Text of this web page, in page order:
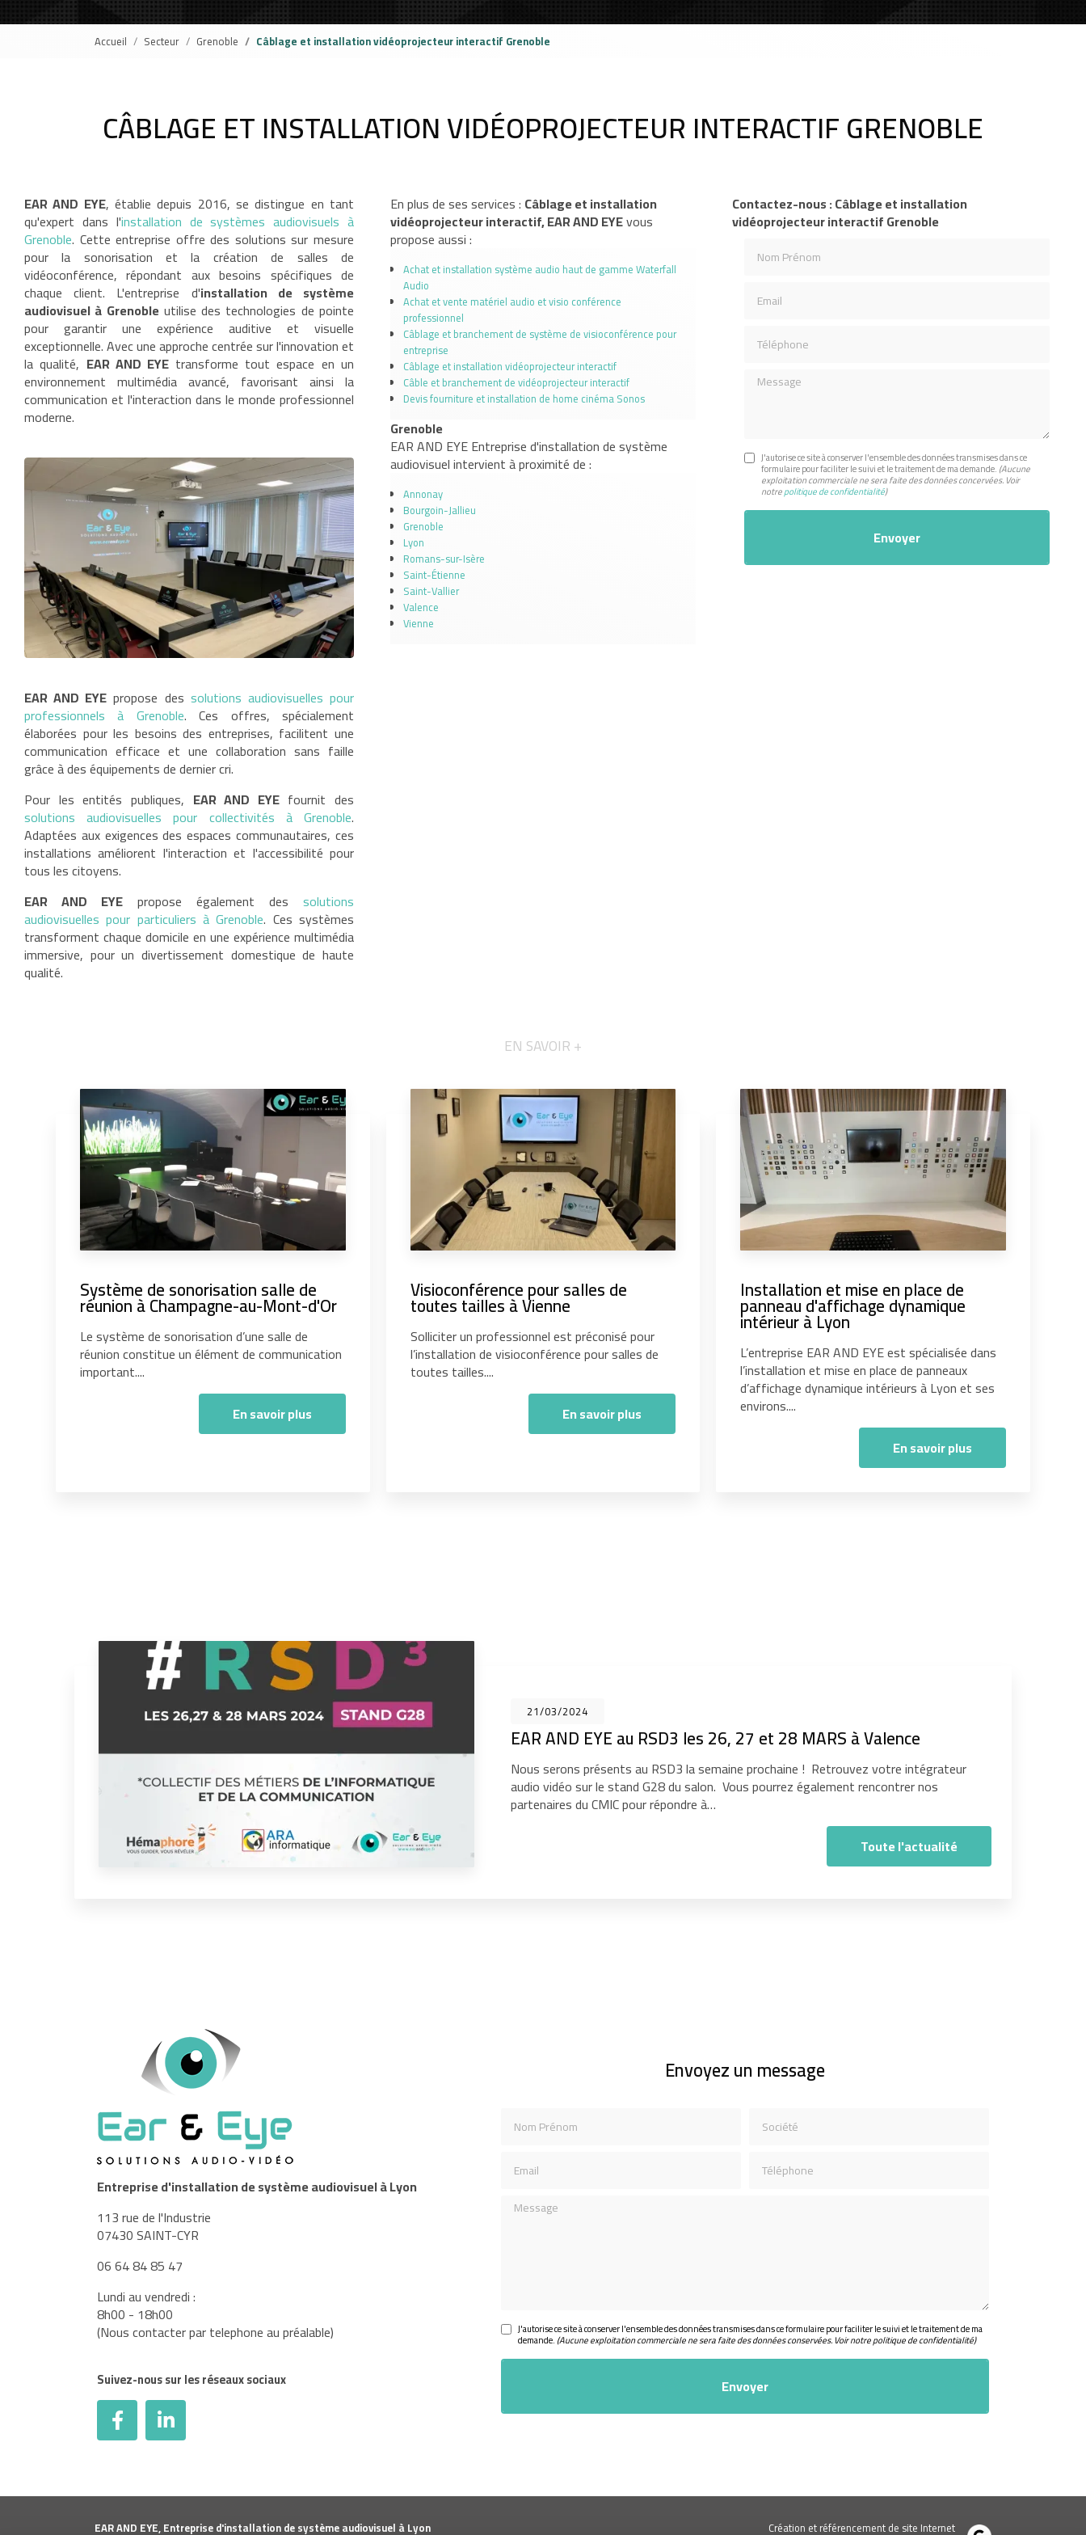
Accueil Secteur Grenoble Câblage et installation vidéoprojecteur interactif Grenoble
CÂBLAGE ET INSTALLATION VIDÉOPROJECTEUR INTERACTIF GRENOBLE
EAR AND EYE, établie depuis 2016, se distingue en tant
qu'expert dans l'installation de systèmes audiovisuels à
Grenoble. Cette entreprise offre des solutions sur mesure
pour la sonorisation et la création de salles de
vidéoconférence, répondant aux besoins spécifiques de
chaque client. L'entreprise d'installation de système
audiovisuel à Grenobleutilise des technologies de pointe
pour garantir une expérience auditive et visuelle
exceptionnelle. Avec une approche centrée sur l'innovation et
la qualité, EAR AND EYE transforme tout espace en un
environnement multimédia avancé, favorisant ainsi la
communication et l'interaction dans le monde professionnel
moderne.
EAR AND EYE propose des solutions audiovisuelles pour
professionnels à Grenoble. Ces offres, spécialement
élaborées pour les besoins des entreprises, facilitent une
communication efficace et une collaboration sans faille
grâce à des équipements de dernier cri.
Pour les entités publiques, EAR AND EYEfournit des
solutions audiovisuelles pour collectivités à Grenoble.
Adaptées aux exigences des espaces communautaires, ces
installations améliorent l'interaction et l'accessibilité pour
tous les citoyens.
EAR AND EYE propose également des solutions
audiovisuelles pour particuliers à Grenoble. Ces systèmes
transforment chaque domicile en une expérience multimédia
immersive, pour un divertissement domestique de haute
qualité.
En plus de ses services : Câblage et installation
vidéoprojecteur interactif, EAR AND EYEvous
propose aussi :
Achat et installation système audio haut de gamme Waterfall
Audio
Achat et vente matériel audio et visio conférence
professionnel
Câblage et branchement de système de visioconférence pour
entreprise
Câblage et installation vidéoprojecteur interactif
Câble et branchement de vidéoprojecteur interactif
Devis fourniture et installation de home cinéma Sonos
Grenoble
EAR AND EYE Entreprise d'installation de système
audiovisuel intervient à proximité de :
Annonay
Bourgoin-Jallieu
Grenoble
Lyon
Romans-sur-Isère
Saint-Étienne
Saint-Vallier
Valence
Vienne
Contactez-nous : Câblage et installation
vidéoprojecteur interactif Grenoble
Message
J'autorise ce site à conserver l'ensemble des données transmises dans ce
formulaire pour faciliter le suivi et le traitement de ma demande. (Aucune
exploitation commerciale ne sera faite des données concervées. Voir
notrepolitique de confidentialité)
EN SAVOIR +
Système de sonorisation salle de
réunion à Champagne-au-Mont-d'Or
Le système de sonorisation d’une salle de
réunion constitue un élément de communication
important....
En savoir plus
Visioconférence pour salles de
toutes tailles à Vienne
Solliciter un professionnel est préconisé pour
l’installation de visioconférence pour salles de
toutes tailles....
En savoir plus
Installation et mise en place de
panneau d'affichage dynamique
intérieur à Lyon
L’entreprise EAR AND EYE est spécialisée dans
l’installation et mise en place de panneaux
d’affichage dynamique intérieurs à Lyon et ses
environs....
En savoir plus
21/03/2024
EAR AND EYE au RSD3 les 26, 27 et 28 MARS à Valence
Nous serons présents au RSD3 la semaine prochaine ! Retrouvez votre intégrateur
audio vidéo sur le stand G28 du salon. Vous pourrez également rencontrer nos
partenaires du CMIC pour répondre à…
Toute l'actualité
Entreprise d'installation de système audiovisuel à Lyon
113 rue de l'Industrie
07430 SAINT-CYR
06 64 84 85 47
Lundi au vendredi :
8h00 - 18h00
(Nous contacter par telephone au préalable)
Suivez-nous sur les réseaux sociaux
Envoyez un message
Nom Prénom
Société
Téléphone
Message
J'autorise ce site à conserver l'ensemble des données transmises dans ce formulaire pour faciliter le suivi et le traitement de ma
demande. (Aucune exploitation commerciale ne sera faite des données conservées. Voir notrepolitique de confidentialité)
EAR AND EYE, Entreprise d'installation de système audiovisuel à Lyon Création et référencement de site Internet